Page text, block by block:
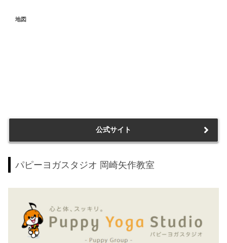
地図
公式サイト
パピーヨガスタジオ 岡崎矢作教室